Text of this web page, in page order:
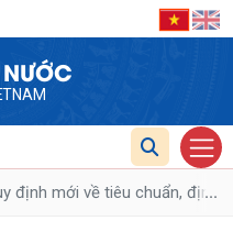
định mới về tiêu chuẩn, định
...